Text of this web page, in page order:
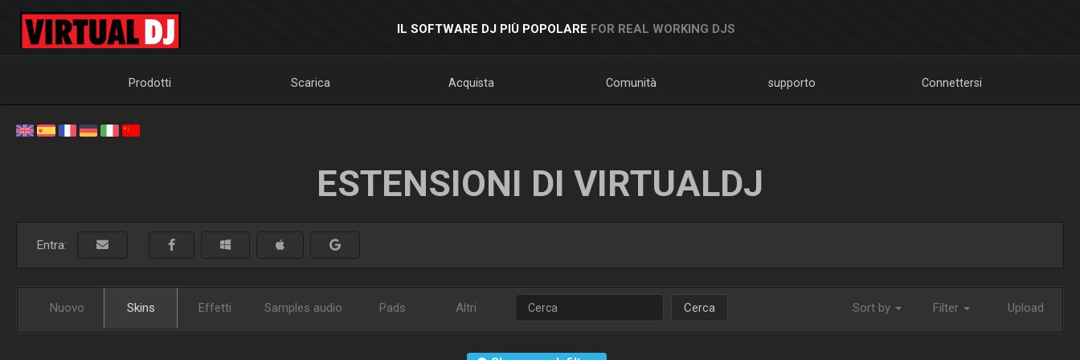
IL SOFTWARE DJ PIÙ POPOLARE FOR REAL WORKING DJS
Prodotti Scarica Acquista Comunità supporto Connettersi
ESTENSIONI DI VIRTUALDJ
Entra:
Nuovo Skins Effetti Samples audio Pads Altri Cerca Sort by Filter Upload